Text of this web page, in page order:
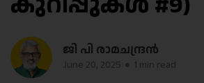
ജി പി രാമചന്ദ്രന്‍